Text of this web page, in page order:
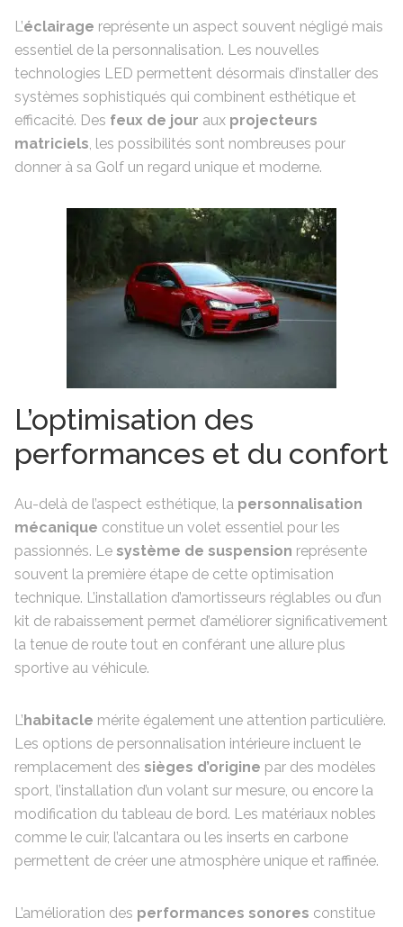
L’éclairage représente un aspect souvent négligé mais
essentiel de la personnalisation. Les nouvelles
technologies LED permettent désormais d’installer des
systèmes sophistiqués qui combinent esthétique et
efficacité. Des feux de jour aux projecteurs
matriciels , les possibilités sont nombreuses pour
donner à sa Golf un regard unique et moderne.
L’optimisation des
performances et du confort
Au-delà de l’aspect esthétique, la personnalisation
mécanique constitue un volet essentiel pour les
passionnés. Le système de suspension représente
souvent la première étape de cette optimisation
technique. L’installation d’amortisseurs réglables ou d’un
kit de rabaissement permet d’améliorer significativement
la tenue de route tout en conférant une allure plus
sportive au véhicule.
L’habitacle mérite également une attention particulière.
Les options de personnalisation intérieure incluent le
remplacement des sièges d’origine par des modèles
sport, l’installation d’un volant sur mesure, ou encore la
modification du tableau de bord. Les matériaux nobles
comme le cuir, l’alcantara ou les inserts en carbone
permettent de créer une atmosphère unique et raffinée.
L’amélioration des performances sonores constitue